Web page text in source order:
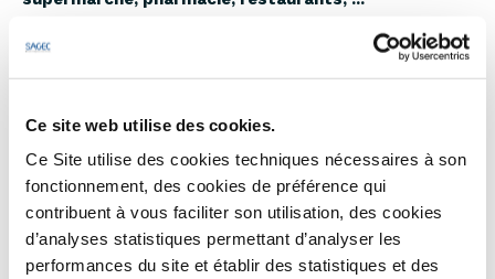
Ce site web utilise des cookies.
Ce Site utilise des cookies techniques nécessaires à son
fonctionnement, des cookies de préférence qui
contribuent à vous faciliter son utilisation, des cookies
d’analyses statistiques permettant d’analyser les
performances du site et établir des statistiques et des
Retrouvez à proximité :
* Les plages à quelques centaines de mètres,
* Pau et Bordeaux à 1h30min.
Bidartoffre la garantie d'unplacement durable, idéal
pour l'acquisition d'unerésidence principale ou
secondaireà quelques minutes seulement deBayonne,